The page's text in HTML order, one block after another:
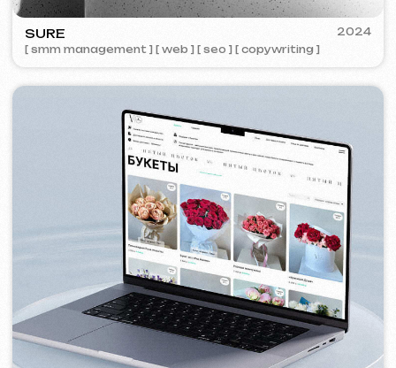
[ logo ] [ web ] [ seo ] [ vizitky ]
2023